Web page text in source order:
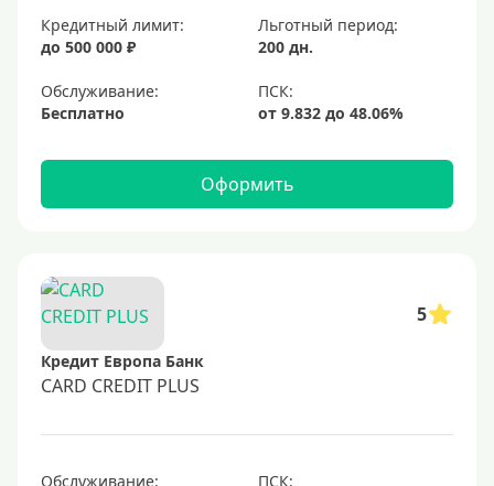
Кредитный лимит:
до 500 000 ₽
Льготный период:
200 дн.
Обслуживание:
Бесплатно
Оформить
5
Кредит Европа Банк
CARD CREDIT PLUS
Обслуживание: